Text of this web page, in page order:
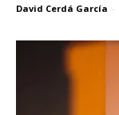
David Cerdá García -